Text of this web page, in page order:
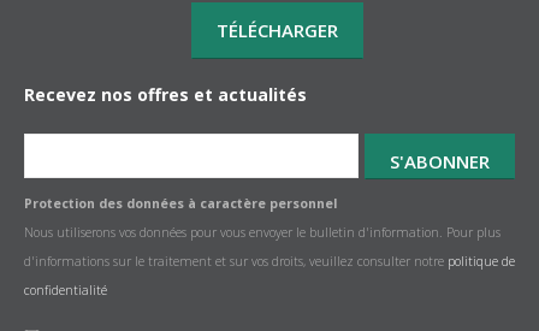
Recevez nos offres et actualités
Protection des données à caractère personnel
Nous utiliserons vos données pour vous envoyer le bulletin d'information. Pour plus
d'informations sur le traitement et sur vos droits, veuillez consulter notre politique de
confidentialité